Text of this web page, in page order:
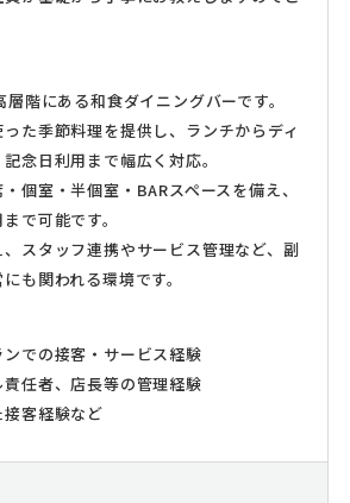
階にある和食ダイニングバーです。
た季節料理を提供し、ランチからディ
念日利用まで幅広く対応。
個室・半個室・BARスペースを備え、
で可能です。
スタッフ連携やサービス管理など、副
も関われる環境です。
ンでの接客・サービス経験
責任者、店長等の管理経験
接客経験など